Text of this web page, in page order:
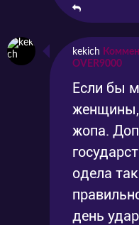
kekich
OVER9000
Если бы
жопа.
одела
день